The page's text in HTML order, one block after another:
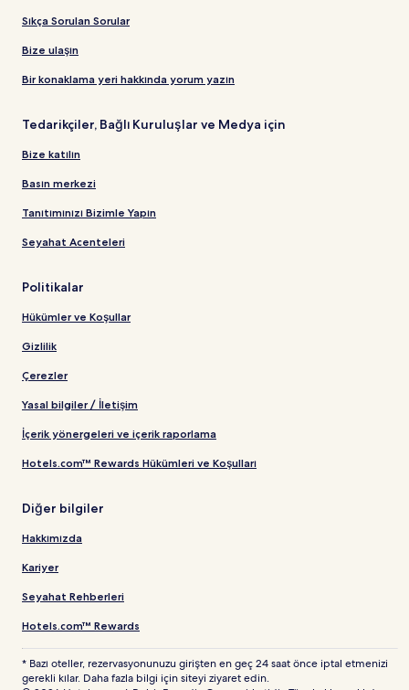
Sıkça Sorulan Sorular
Bize ulaşın
Bir konaklama yeri hakkında yorum yazın
Tedarikçiler, Bağlı Kuruluşlar ve Medya için
Bize katılın
Basın merkezi
Tanıtımınızı Bizimle Yapın
Seyahat Acenteleri
Politikalar
Hükümler ve Koşullar
Gizlilik
Çerezler
Yasal bilgiler / İletişim
İçerik yönergeleri ve içerik raporlama
Hotels.com™ Rewards Hükümleri ve Koşulları
Diğer bilgiler
Hakkımızda
Kariyer
Seyahat Rehberleri
Hotels.com™ Rewards
* Bazı oteller, rezervasyonunuzu girişten en geç 24 saat önce iptal etmenizi
gerekli kılar. Daha fazla bilgi için siteyi ziyaret edin.